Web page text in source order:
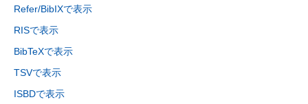
Refer/BibIXで表示
RISで表示
BibTeXで表示
TSVで表示
ISBDで表示